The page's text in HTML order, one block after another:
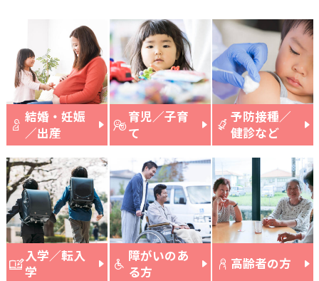
結婚・妊娠
／出産
育児／子育
て
予防接種／
健診など
入学／転入
学
障がいのあ
る方
高齢者の方